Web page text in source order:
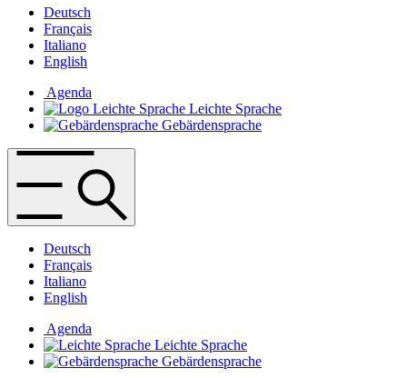
Deutsch
Français
Italiano
English
Agenda
Leichte Sprache
Gebärdensprache
Deutsch
Français
Italiano
English
Agenda
Leichte Sprache
Gebärdensprache